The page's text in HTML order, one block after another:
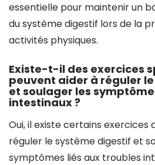
essentielle pour maintenir un
du système digestif lors de la
activités physiques.
Existe-t-il des exercices
peuvent aider à réguler
et soulager les
intestinaux ?
Oui, il existe certains exercices
réguler le système digestif et
symptômes liés aux troubles